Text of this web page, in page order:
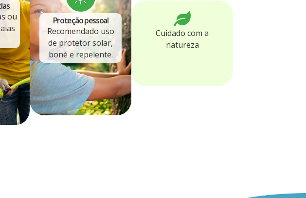
ou
Proteção pessoal
Recomendado uso
de protetor solar,
boné e repelente.
Cuidado com a
natureza